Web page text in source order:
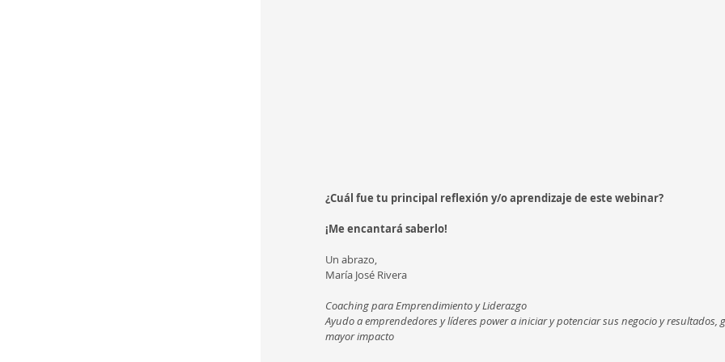
¿Cuál fue tu principal reflexión y/o aprendizaje de este webinar?
¡Me encantará saberlo!
Un abrazo,
María José Rivera
Coaching para Emprendimiento y Liderazgo
Ayudo a emprendedores y líderes power a iniciar y potenciar sus negocio y resultados,
mayor impacto